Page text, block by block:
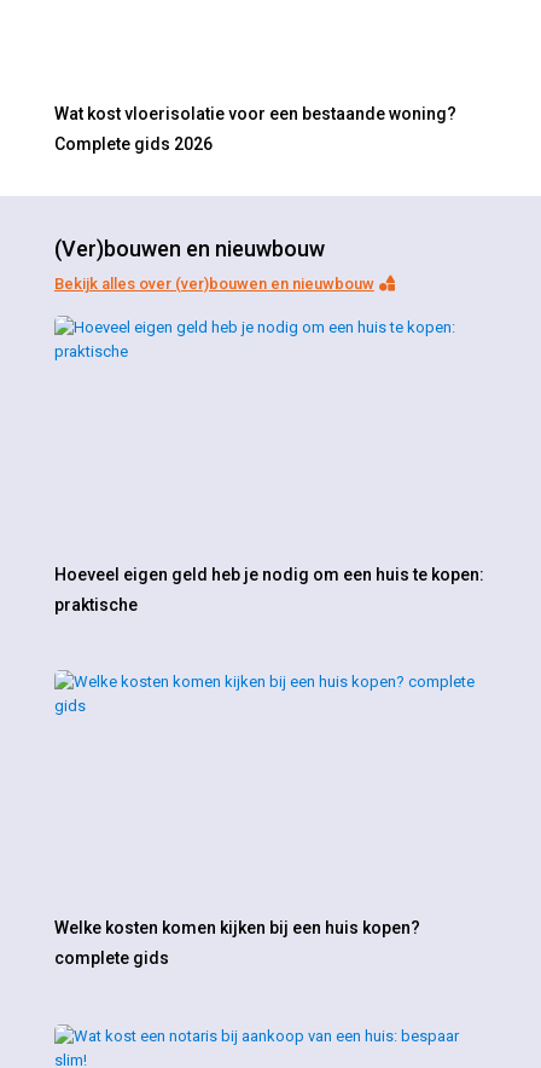
Wat kost vloerisolatie voor een bestaande woning?
Complete gids 2026
(Ver)bouwen en nieuwbouw
Bekijk alles over (ver)bouwen en nieuwbouw
Hoeveel eigen geld heb je nodig om een huis te kopen:
praktische
Welke kosten komen kijken bij een huis kopen?
complete gids